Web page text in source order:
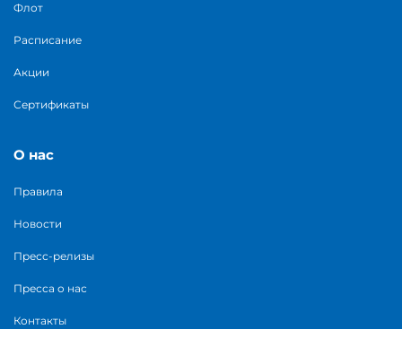
Флот
Расписание
Акции
Сертификаты
О нас
Правила
Новости
Пресс-релизы
Пресса о нас
Контакты